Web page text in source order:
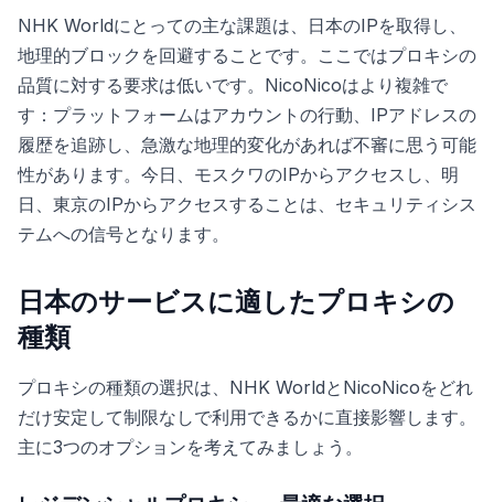
NHK Worldにとっての主な課題は、日本のIPを取得し、
地理的ブロックを回避することです。ここではプロキシの
品質に対する要求は低いです。NicoNicoはより複雑で
す：プラットフォームはアカウントの行動、IPアドレスの
履歴を追跡し、急激な地理的変化があれば不審に思う可能
性があります。今日、モスクワのIPからアクセスし、明
日、東京のIPからアクセスすることは、セキュリティシス
テムへの信号となります。
日本のサービスに適したプロキシの
種類
プロキシの種類の選択は、NHK WorldとNicoNicoをどれ
だけ安定して制限なしで利用できるかに直接影響します。
主に3つのオプションを考えてみましょう。